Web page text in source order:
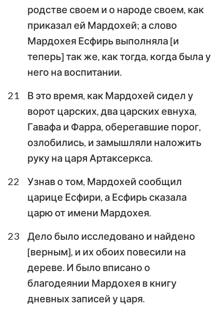
родстве своем и о народе своем, как
приказал ей Мардохей; а слово
Мардохея Есфирь выполняла [и
теперь] так же, как тогда, когда была у
него на воспитании.
21
В это время, как Мардохей сидел у
ворот царских, два царских евнуха,
Гавафа и Фарра, оберегавшие порог,
озлобились, и замышляли наложить
руку на царя Артаксеркса.
22
Узнав о том, Мардохей сообщил
царице Есфири, а Есфирь сказала
царю от имени Мардохея.
23
Дело было исследовано и найдено
[верным], и их обоих повесили на
дереве. И было вписано о
благодеянии Мардохея в книгу
дневных записей у царя.